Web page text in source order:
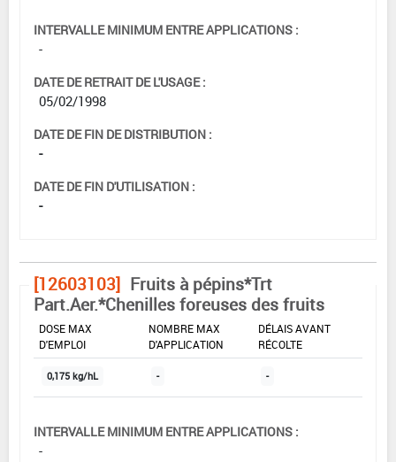
INTERVALLE MINIMUM ENTRE APPLICATIONS :
-
DATE DE RETRAIT DE L'USAGE :
05/02/1998
DATE DE FIN DE DISTRIBUTION :
-
DATE DE FIN D'UTILISATION :
-
[12603103] Fruits à pépins*Trt
Part.Aer.*Chenilles foreuses des fruits
DOSE MAX
D'EMPLOI
NOMBRE MAX
D'APPLICATION
DÉLAIS AVANT
RÉCOLTE
0,175 kg/hL - -
INTERVALLE MINIMUM ENTRE APPLICATIONS :
-